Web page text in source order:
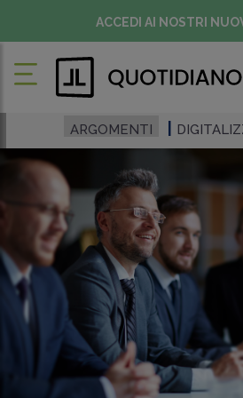
ACCEDI AI NOSTRI
ARGOMENTI